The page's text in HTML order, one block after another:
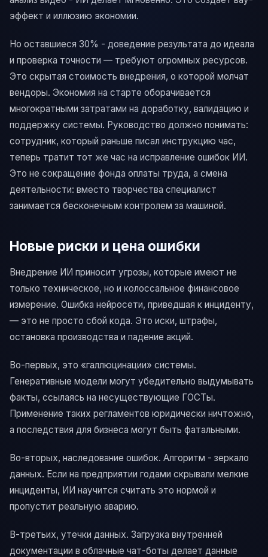
эффект и иллюзию экономии.
Но оставшиеся 30% - доведение результата до идеала
и проверка точности — требуют огромных ресурсов.
Это скрытая стоимость внедрения, о которой молчат
вендоры. Экономия на старте оборачивается
многократными затратами на доработку, валидацию и
поддержку системы. Руководство должно понимать:
сотрудник, который раньше писал инструкцию час,
теперь тратит тот же час на исправление ошибок ИИ.
Это не сокращение фонда оплаты труда, а смена
деятельности: вместо творчества специалист
занимается бесконечным контролем за машиной.
Новые риски и цена ошибки
Внедрение ИИ приносит угрозы, которые имеют не
только техническое, но и колоссальное финансовое
измерение. Ошибка нейросети, приведшая к инциденту,
— это не просто сбой кода. Это иски, штрафы,
остановка производства и падение акций.
Во-первых, это «галлюцинации» системы.
Генеративные модели могут убедительно выдумывать
факты, ссылаясь на несуществующие ГОСТы.
Применение таких регламентов юридически ничтожно,
а последствия для бизнеса могут быть фатальными.
Во-вторых, наследование ошибок. Алгоритм - зеркало
данных. Если на предприятии годами скрывали мелкие
инциденты, ИИ научится считать это нормой и
пропустит реальную аварию.
В-третьих, утечки данных. Загрузка внутренней
документации в облачные чат-боты делает данные